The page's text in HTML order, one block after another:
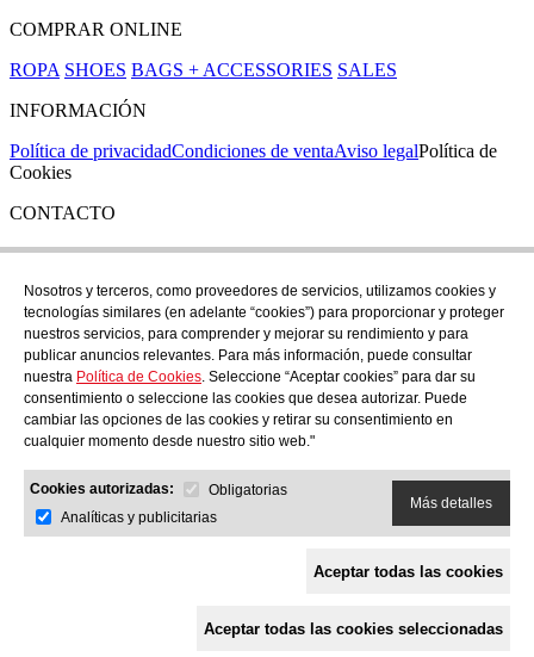
COMPRAR ONLINE
ROPA SHOES BAGS + ACCESSORIES SALES
INFORMACIÓN
Política de privacidadCondiciones de ventaAviso legalPolítica de
Cookies
CONTACTO
Si tienes cualquier duda puedes contactar con nosotros en nuestra
TEL: +34 972 21 30 04
EMAIL: despiral@despiral.com
SÍGUENOS EN
Instagram
Financiado por la Unión Europea -
NextGeneration EU
Nosotros y terceros, como proveedores de servicios, utilizamos cookies y
tecnologías similares (en adelante “cookies”) para proporcionar y proteger
nuestros servicios, para comprender y mejorar su rendimiento y para
publicar anuncios relevantes. Para más información, puede consultar
nuestra Política de Cookies. Seleccione “Aceptar cookies” para dar su
consentimiento o seleccione las cookies que desea autorizar. Puede
cambiar las opciones de las cookies y retirar su consentimiento en
cualquier momento desde nuestro sitio web."
Cookies autorizadas:
Obligatorias
Analíticas y publicitarias
Más detalles
Aceptar todas las cookies
Aceptar todas las cookies seleccionadas